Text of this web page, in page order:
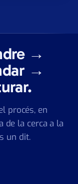
→
procés, en